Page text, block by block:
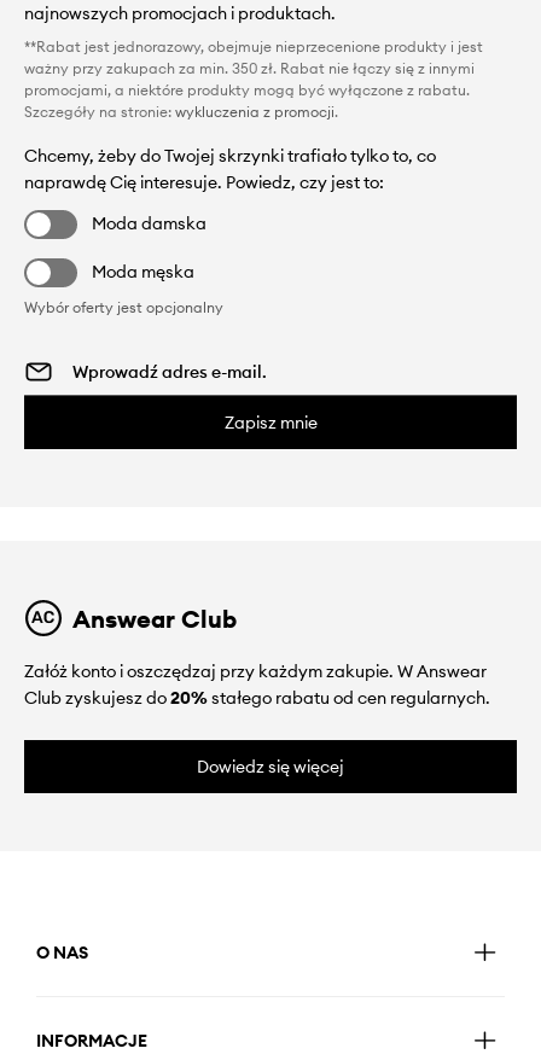
najnowszych promocjach i produktach.
**Rabat jest jednorazowy, obejmuje nieprzecenione produkty i jest
ważny przy zakupach za min. 350 zł. Rabat nie łączy się z innymi
promocjami, a niektóre produkty mogą być wyłączone z rabatu.
Szczegóły na stronie: wykluczenia z promocji.
Chcemy, żeby do Twojej skrzynki trafiało tylko to, co
naprawdę Cię interesuje. Powiedz, czy jest to:
Moda damska
Moda męska
Wybór oferty jest opcjonalny
Zapisz mnie
Answear Club
Załóż konto i oszczędzaj przy każdym zakupie. W Answear
Club zyskujesz do20%stałego rabatu od cen regularnych.
Dowiedz się więcej
O NAS
INFORMACJE